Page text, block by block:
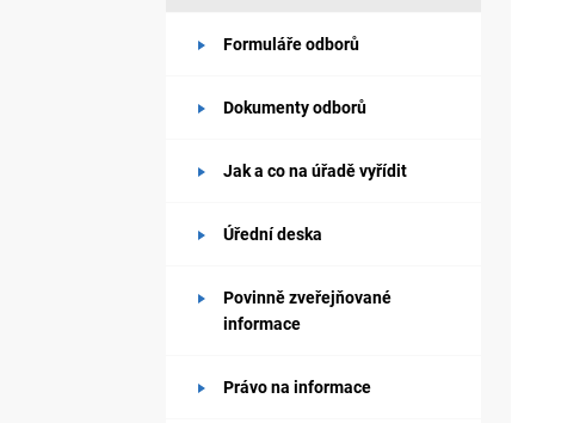
Formuláře odborů
Dokumenty odborů
Jak a co na úřadě vyřídit
Úřední deska
Povinně zveřejňované
informace
Právo na informace